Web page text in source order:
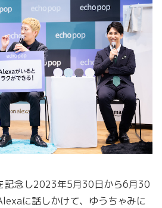
記念し2023年5月30日から6月30
に話しかけて、ゆうちゃみに